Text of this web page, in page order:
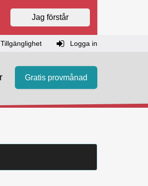
Jag förstår
Tillgänglighet Logga in
Gratis provmånad